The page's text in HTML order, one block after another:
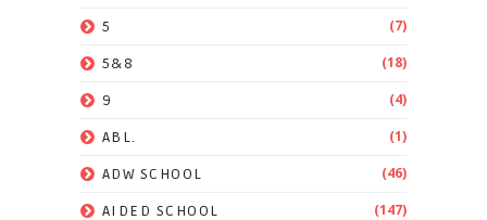
5 (7)
5&8 (18)
9 (4)
ABL. (1)
ADW SCHOOL (46)
AIDED SCHOOL (147)